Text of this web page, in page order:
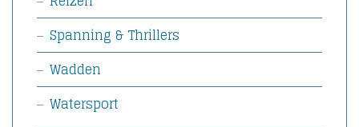
Spanning & Thrillers
Wadden
Watersport